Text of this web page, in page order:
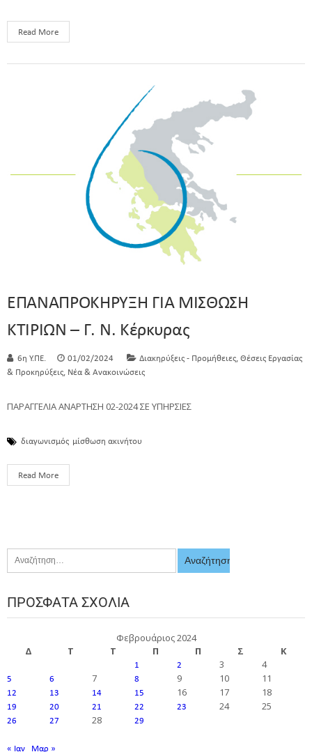
Read More
ΕΠΑΝΑΠΡΟΚΗΡΥΞΗ ΓΙΑ ΜΙΣΘΩΣΗ
ΚΤΙΡΙΩΝ – Γ. Ν. Κέρκυρας
6η Υ.ΠΕ. 01/02/2024 Διακηρύξεις - Προμήθειες, Θέσεις Εργασίας
& Προκηρύξεις, Νέα & Ανακοινώσεις
ΠΑΡΑΓΓΕΛΙΑ ΑΝΑΡΤΗΣΗ 02-2024 ΣΕ ΥΠΗΡΣΙΕΣ
διαγωνισμός μίσθωση ακινήτου
Read More
ΠΡΌΣΦΑΤΑ ΣΧΌΛΙΑ
Φεβρουάριος 2024
Δ
Τ Τ Π Π Σ Κ
1 2 3 4
5 6 7 8 9 10 11
12 13 14 15 16 17 18
19 20 21 22 23 24 25
26 27 28 29
« Ιαν Μαρ »